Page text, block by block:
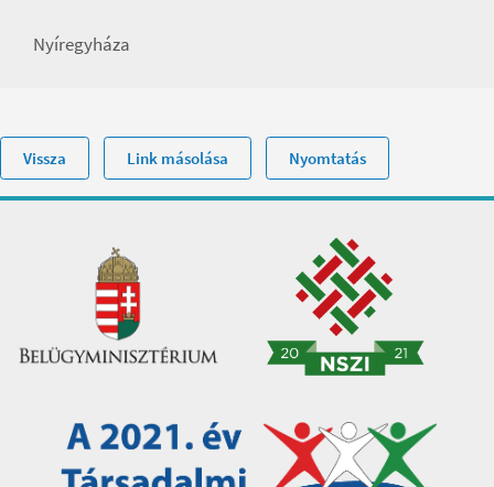
Nyíregyháza
Vissza Link másolása Nyomtatás